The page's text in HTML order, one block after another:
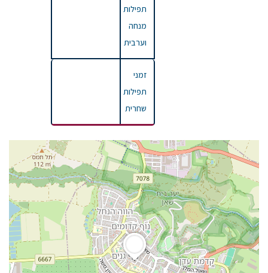
תפילות
מנחה
וערבית
זמני
תפילות
שחרית